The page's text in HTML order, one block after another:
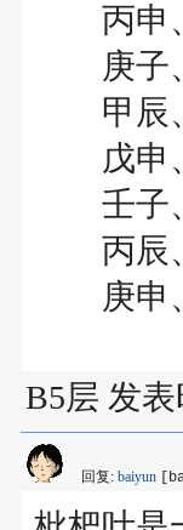
丙申
庚子、
甲辰、
戊申、
壬子、
丙辰
庚申、
B5层 发表
回复: baiyun